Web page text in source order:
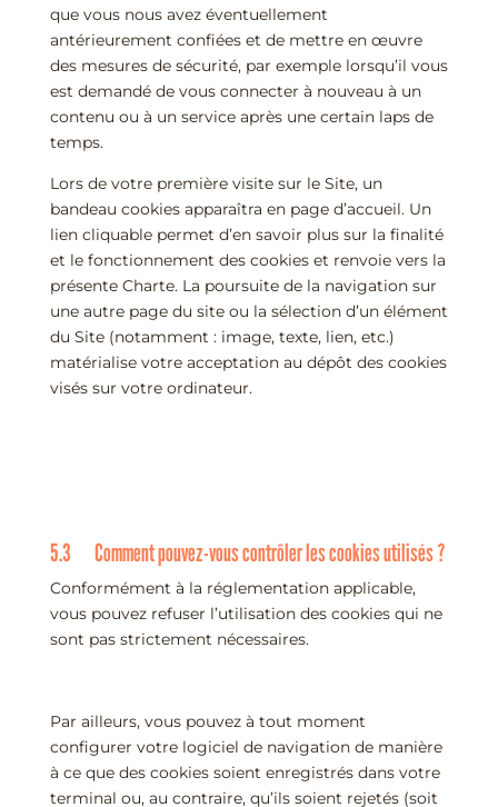
que vous nous avez éventuellement
antérieurement confiées et de mettre en œuvre
des mesures de sécurité, par exemple lorsqu’il vous
est demandé de vous connecter à nouveau à un
contenu ou à un service après une certain laps de
temps.
Lors de votre première visite sur le Site, un
bandeau cookies apparaîtra en page d’accueil. Un
lien cliquable permet d’en savoir plus sur la finalité
et le fonctionnement des cookies et renvoie vers la
présente Charte. La poursuite de la navigation sur
une autre page du site ou la sélection d’un élément
du Site (notamment : image, texte, lien, etc.)
matérialise votre acceptation au dépôt des cookies
visés sur votre ordinateur.
5.3 Comment pouvez-vous contrôler les cookies utilisés ?
Conformément à la réglementation applicable,
vous pouvez refuser l’utilisation des cookies qui ne
sont pas strictement nécessaires.
Par ailleurs, vous pouvez à tout moment
configurer votre logiciel de navigation de manière
à ce que des cookies soient enregistrés dans votre
terminal ou, au contraire, qu’ils soient rejetés (soit